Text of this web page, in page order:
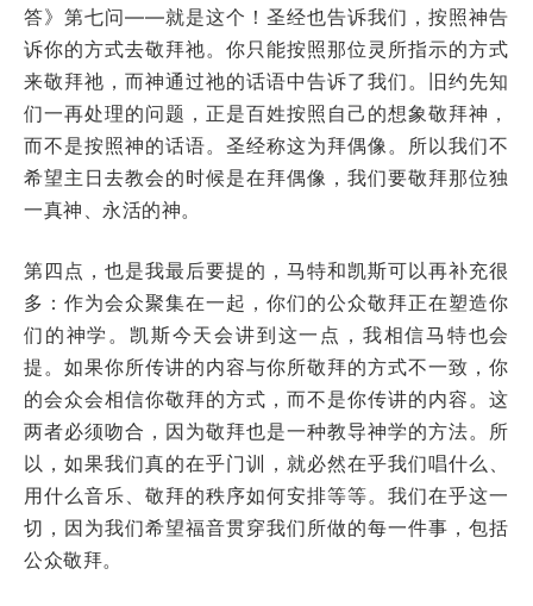
答》第七问——就是这个！圣经也告诉我们，按照神告
诉你的方式去敬拜祂。你只能按照那位灵所指示的方式
来敬拜祂，而神通过祂的话语中告诉了我们。旧约先知
们一再处理的问题，正是百姓按照自己的想象敬拜神，
而不是按照神的话语。圣经称这为拜偶像。所以我们不
希望主日去教会的时候是在拜偶像，我们要敬拜那位独
一真神、永活的神。
第四点，也是我最后要提的，马特和凯斯可以再补充很
多：作为会众聚集在一起，你们的公众敬拜正在塑造你
们的神学。凯斯今天会讲到这一点，我相信马特也会
提。如果你所传讲的内容与你所敬拜的方式不一致，你
的会众会相信你敬拜的方式，而不是你传讲的内容。这
两者必须吻合，因为敬拜也是一种教导神学的方法。所
以，如果我们真的在乎门训，就必然在乎我们唱什么、
用什么音乐、敬拜的秩序如何安排等等。我们在乎这一
切，因为我们希望福音贯穿我们所做的每一件事，包括
公众敬拜。